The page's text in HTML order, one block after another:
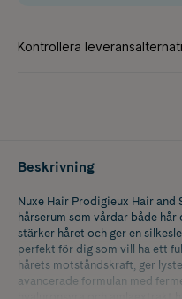
Beskrivning
Nuxe Hair Prodigieux Hair and
hårserum som vårdar både
stärker håret och ger en
perfekt för dig som vill ha ett
hårets motståndskraft, ger
avancerade formulan med